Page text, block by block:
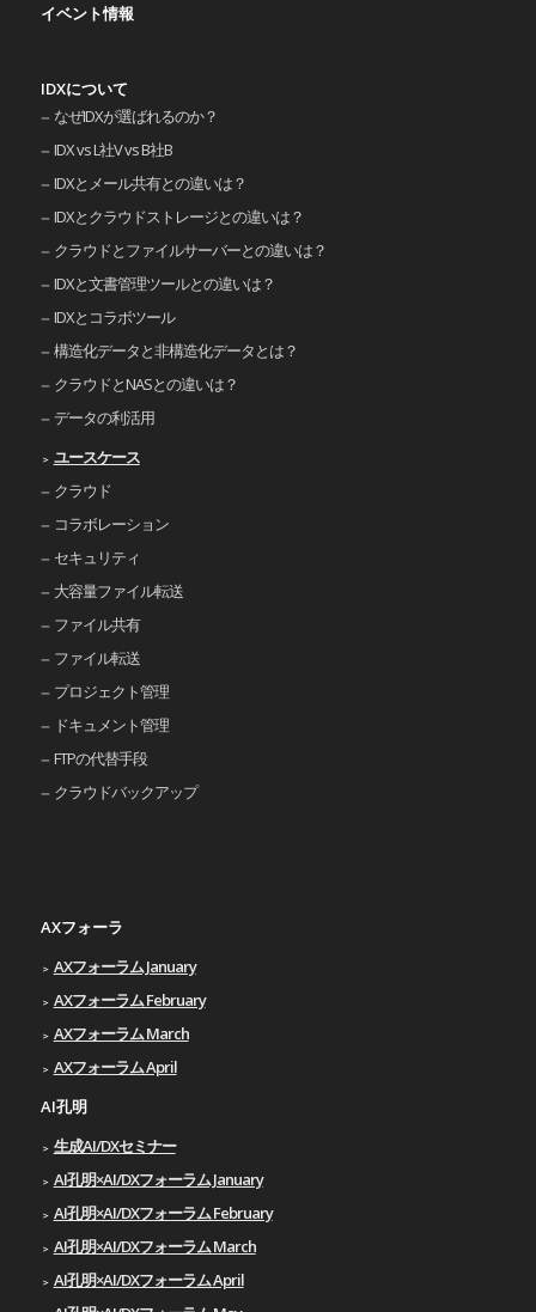
イベント情報
IDXについて
なぜIDXが選ばれるのか？
IDX vs L社V vs B社B
IDXとメール共有との違いは？
IDXとクラウドストレージとの違いは？
クラウドとファイルサーバーとの違いは？
IDXと文書管理ツールとの違いは？
IDXとコラボツール
構造化データと非構造化データとは？
クラウドとNASとの違いは？
データの利活用
ユースケース
クラウド
コラボレーション
セキュリティ
大容量ファイル転送
ファイル共有
ファイル転送
プロジェクト管理
ドキュメント管理
FTPの代替手段
クラウドバックアップ
AXフォーラ
AXフォーラム January
AXフォーラム February
AXフォーラム March
AXフォーラム April
AI孔明
生成AI/DXセミナー
AI孔明×AI/DXフォーラム January
AI孔明×AI/DXフォーラム February
AI孔明×AI/DXフォーラム March
AI孔明×AI/DXフォーラム April